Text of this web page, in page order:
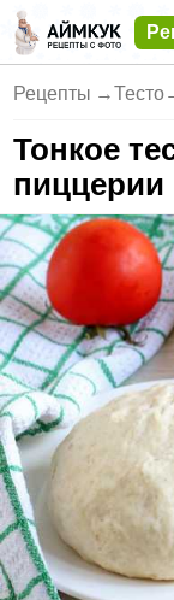
Рецепты →Тесто
Тонкое
пиццерии